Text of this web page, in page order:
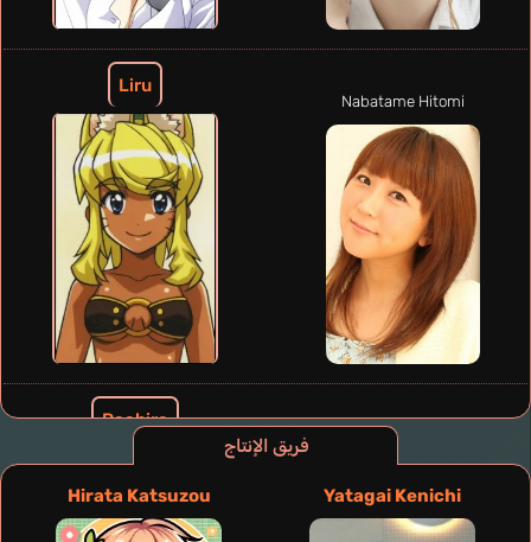
فريق الإنتاج
Yatagai Kenichi
Hirata Katsuzou
Liru
Nabatame Hitomi
Pachira
Hirano Aya